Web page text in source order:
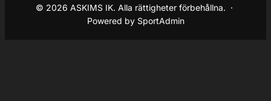
© 2026 ASKIMS IK. Alla rättigheter förbehållna. ·
Powered by SportAdmin